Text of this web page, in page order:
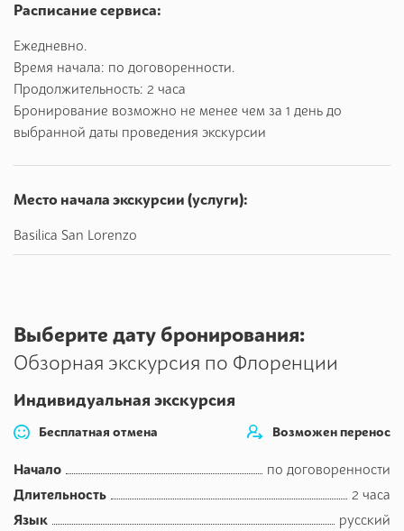
открытым небом, где находятся оригиналы скульптур:
работы Бенвенуто Челлини, Джамболонии, Амманнати,
Баччо Бандинелли, копия Давида Микеланджело.
Также увидим Старый дворец — вторую резиденцию
семьи Медичи.
Река Арно и уникальный Старый мост с ювелирными
магазинами, единственный сохранившийся в таком
кабанчика.
Экскурсию можно сократить или расширить с учетом
ваших пожеланий
Расписание сервиса:
Ежедневно.
Время начала: по договоренности.
Продолжительность: 2 часа
Бронирование возможно не менее чем за 1 день до
выбранной даты проведения экскурсии
Место начала экскурсии (услуги):
Basilica San Lorenzo
Выберите дату бронирования:
Обзорная экскурсия по Флоренции
Индивидуальная экскурсия
Бесплатная отмена Возможен перенос
Начало
по договоренности
Длительность
2 часа
Язык
русский